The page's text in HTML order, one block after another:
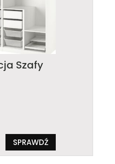
Szafy
SPRAWDŹ